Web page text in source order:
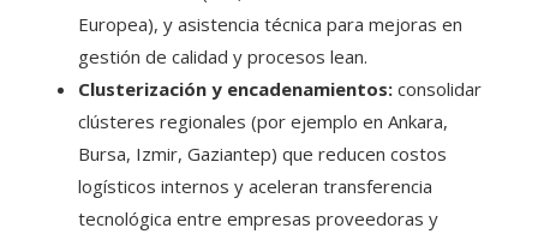
Europea), y asistencia técnica para mejoras en
gestión de calidad y procesos lean.
Clusterización y encadenamientos: consolidar
clústeres regionales (por ejemplo en Ankara,
Bursa, Izmir, Gaziantep) que reducen costos
logísticos internos y aceleran transferencia
tecnológica entre empresas proveedoras y